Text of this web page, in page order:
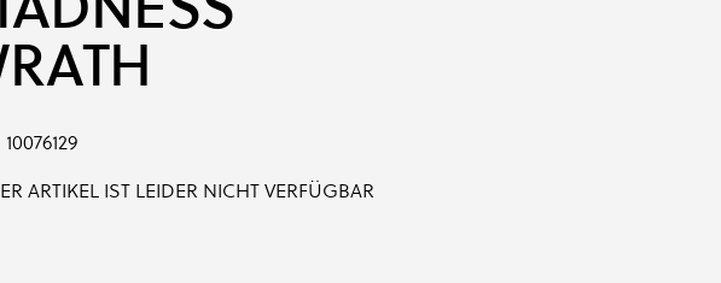
10076129
ARTIKEL IST LEIDER NICHT VERFÜGBAR